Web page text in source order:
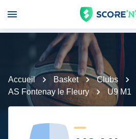
Accueil Basket Clubs
AS Fontenay le Fleury
U9 M1